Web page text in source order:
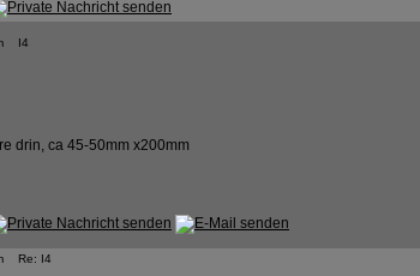
I4
drin, ca 45-50mm x200mm
Re: I4